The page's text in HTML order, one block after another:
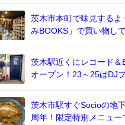
茨木市本町で味見するよ
みBOOKS」で買い物し
茨木駅近くにレコード
オープン！23～25はDJ
茨木市駅すぐSocioの地
周年！限定特別メニュー